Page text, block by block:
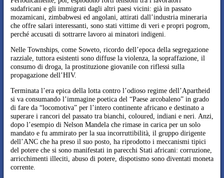
sudafricani e gli immigrati dagli altri paesi vicini: già in passato
mozamicani, zimbabwesi ed angolani, attirati dall’industria mineraria
che offre salari interessanti, sono stati vittime di veri e propri pogrom,
perché accusati di sottrarre lavoro ai minatori indigeni.
Nelle Townships, come Soweto, ricordo dell’epoca della segregazione
razziale, tuttora esistenti sono diffuse la violenza, la sopraffazione, il
consumo di droga, la prostituzione giovanile con riflessi sulla
propagazione dell’HIV.
Terminata l’era epica della lotta contro l’odioso regime dell’Apartheid
si va consumando l’immagine poetica del “Paese arcobaleno” in grado
di fare da “locomotiva” per l’intero continente africano e destinato a
superare i rancori del passato tra bianchi, coloured, indiani e neri. Anzi,
dopo l’esempio di Nelson Mandela che rimase in carica per un solo
mandato e fu ammirato per la sua incorruttibilità, il gruppo dirigente
dell’ANC che ha preso il suo posto, ha riprodotto i meccanismi tipici
del potere che si sono manifestati in parecchi Stati africani: corruzione,
arricchimenti illeciti, abuso di potere, dispotismo sono diventati moneta
corrente.